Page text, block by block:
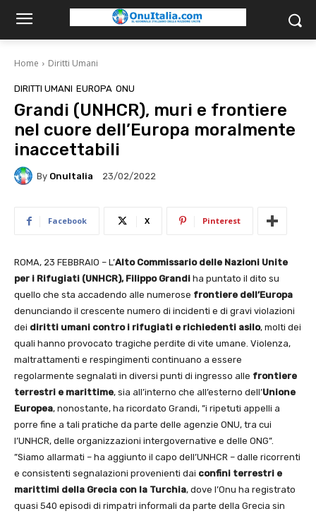
Home Diritti Umani
DIRITTI UMANI EUROPA ONU
Grandi (UNHCR), muri e frontiere
nel cuore dell’Europa moralmente
inaccettabili
By OnuItalia 23/02/2022
Facebook X Pinterest
ROMA, 23 FEBBRAIO – L’Alto Commissario delle Nazioni Unite
per i Rifugiati (UNHCR), Filippo Grandi ha puntato il dito su
quello che sta accadendo alle numerose frontiere dell’Europa
denunciando il crescente numero di incidenti e di gravi violazioni
dei diritti umani contro i rifugiati e richiedenti asilo, molti dei
quali hanno provocato tragiche perdite di vite umane. Violenza,
maltrattamenti e respingimenti continuano a essere
regolarmente segnalati in diversi punti di ingresso alle frontiere
terrestri e marittime, sia all’interno che all’esterno dell’Unione
Europea, nonostante, ha ricordato Grandi, ”i ripetuti appelli a
porre fine a tali pratiche da parte delle agenzie ONU, tra cui
l’UNHCR, delle organizzazioni intergovernative e delle ONG”.
”Siamo allarmati – ha aggiunto il capo dell’UNHCR – dalle ricorrenti
e consistenti segnalazioni provenienti dai confini terrestri e
marittimi della Grecia con la Turchia, dove l’Onu ha registrato
quasi 540 episodi di rimpatri informali da parte della Grecia sin